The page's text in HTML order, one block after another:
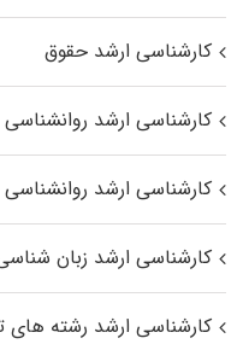
کارشناسی ارشد حقوق
کارشناسی ارشد روانشناسی
کارشناسی ارشد روانشناسی ۲
کارشناسی ارشد زبان
کارشناسی ارشد رﺷﺘﻪ